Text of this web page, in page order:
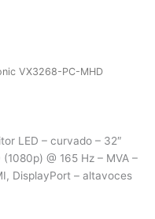
VX3268-PC-MHD
LED – curvado – 32″
@ 165 Hz – MVA –
DisplayPort – altavoces